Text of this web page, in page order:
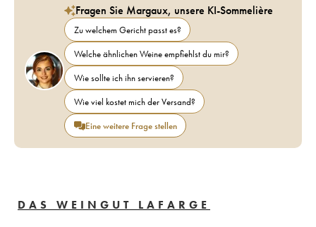
Fragen Sie Margaux, unsere KI-Sommelière
Zu welchem Gericht passt es?
Welche ähnlichen Weine empfiehlst du mir?
Wie sollte ich ihn servieren?
Wie viel kostet mich der Versand?
Eine weitere Frage stellen
DAS WEINGUT LAFARGE